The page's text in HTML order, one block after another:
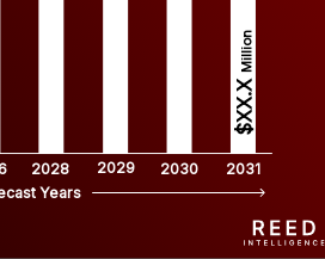
2028 2029 2030 2031
$XX.X
Million
Years